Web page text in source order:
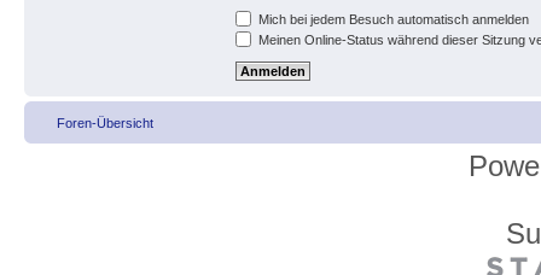
Mich bei jedem Besuch automatisch anmelden
Meinen Online-Status während dieser Sitzung
Foren-Übersicht